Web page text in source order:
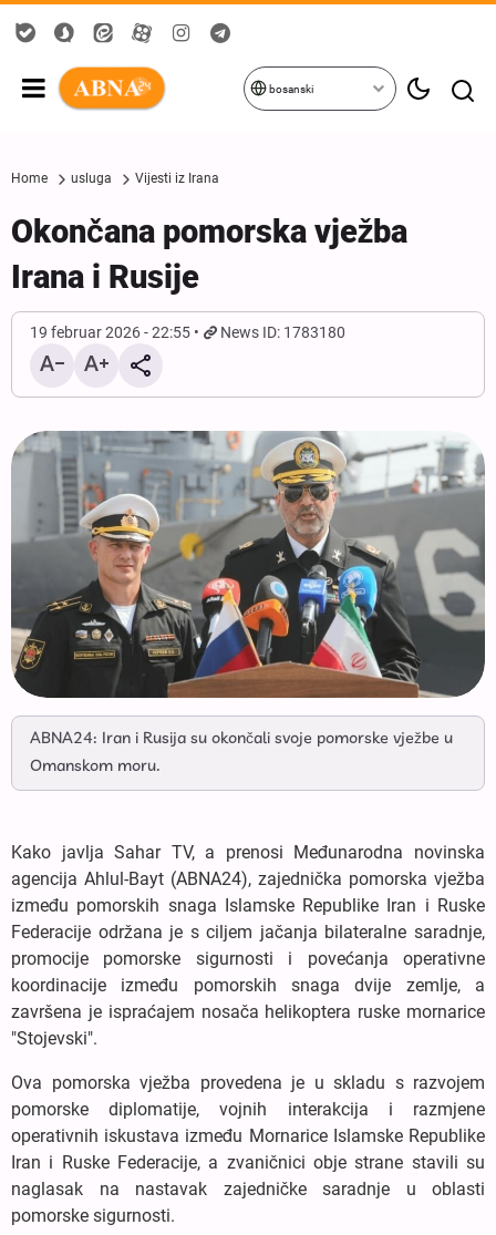
bosanski
Home usluga Vijesti iz Irana
Okončana pomorska vježba
Irana i Rusije
19 februar 2026 - 22:55 News ID: 1783180
ABNA24: Iran i Rusija su okončali svoje pomorske vježbe u
Omanskom moru.
Kako javlja Sahar TV, a prenosi Međunarodna novinska
agencija Ahlul-Bayt (ABNA24), zajednička pomorska vježba
između pomorskih snaga Islamske Republike Iran i Ruske
Federacije održana je s ciljem jačanja bilateralne saradnje,
promocije pomorske sigurnosti i povećanja operativne
koordinacije između pomorskih snaga dvije zemlje, a
završena je ispraćajem nosača helikoptera ruske mornarice
"Stojevski".
Ova pomorska vježba provedena je u skladu s razvojem
pomorske diplomatije, vojnih interakcija i razmjene
operativnih iskustava između Mornarice Islamske Republike
Iran i Ruske Federacije, a zvaničnici obje strane stavili su
naglasak na nastavak zajedničke saradnje u oblasti
pomorske sigurnosti.